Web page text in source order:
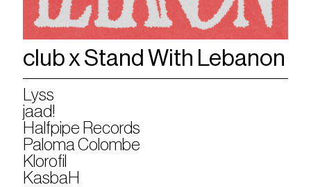
club x Stand With Lebanon
Lyss
jaad!
Halfpipe Records
Paloma Colombe
Klorofil
KasbaH